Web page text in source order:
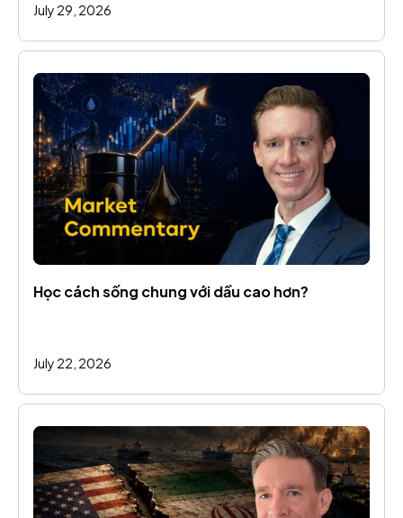
July 29, 2026
Học cách sống chung với dầu cao hơn?
July 22, 2026